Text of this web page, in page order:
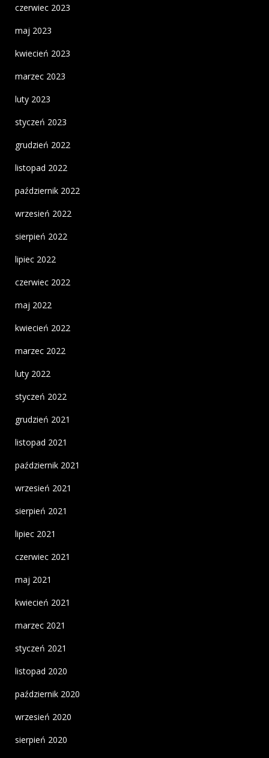
czerwiec 2023
maj 2023
kwiecień 2023
marzec 2023
luty 2023
styczeń 2023
grudzień 2022
listopad 2022
październik 2022
wrzesień 2022
sierpień 2022
lipiec 2022
czerwiec 2022
maj 2022
kwiecień 2022
marzec 2022
luty 2022
styczeń 2022
grudzień 2021
listopad 2021
październik 2021
wrzesień 2021
sierpień 2021
lipiec 2021
czerwiec 2021
maj 2021
kwiecień 2021
marzec 2021
styczeń 2021
listopad 2020
październik 2020
wrzesień 2020
sierpień 2020